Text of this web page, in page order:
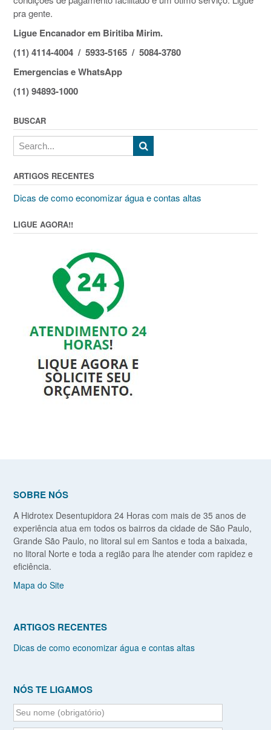
pra gente.
Ligue Encanador em Biritiba Mirim.
(11) 4114-4004 / 5933-5165 / 5084-3780
Emergencias e WhatsApp
(11) 94893-1000
BUSCAR
ARTIGOS RECENTES
Dicas de como economizar água e contas altas
LIGUE AGORA!!
SOBRE NÓS
A Hidrotex Desentupidora 24 Horas com mais de 35 anos de
experiência atua em todos os bairros da cidade de São Paulo,
Grande São Paulo, no litoral sul em Santos e toda a baixada,
no litoral Norte e toda a região para lhe atender com rapidez e
eficiência.
Mapa do Site
ARTIGOS RECENTES
Dicas de como economizar água e contas altas
NÓS TE LIGAMOS